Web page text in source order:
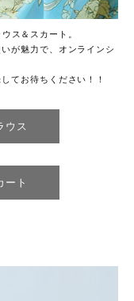
ス＆スカート。
が魅力で、オンラインシ
てお待ちください！！
ウス
ート